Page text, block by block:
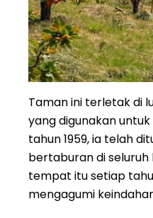
Taman ini terletak di
yang digunakan
tahun 1959, ia telah
bertaburan di
tempat itu setiap
mengagumi